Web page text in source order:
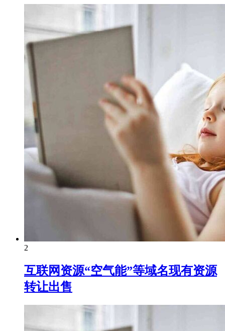
2
互联网资源“空气能”等域名现有资源
转让出售